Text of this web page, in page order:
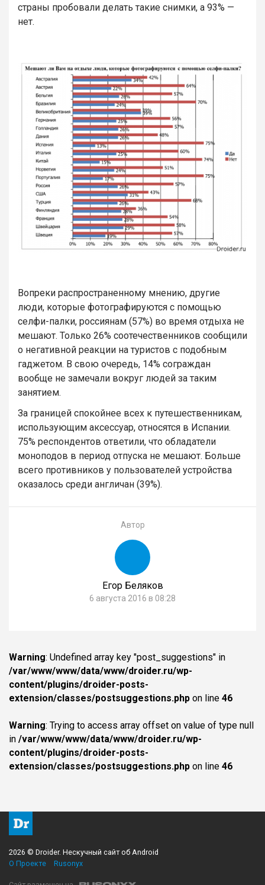
страны пробовали делать такие снимки, а 93% —
нет.
Вопреки распространенному мнению, другие
люди, которые фотографируются с помощью
селфи-палки, россиянам (57%) во время отдыха не
мешают. Только 26% соотечественников сообщили
о негативной реакции на туристов с подобным
гаджетом. В свою очередь, 14% сограждан
вообще не замечали вокруг людей за таким
занятием.
За границей спокойнее всех к путешественникам,
использующим аксессуар, относятся в Испании.
75% респондентов ответили, что обладатели
моноподов в период отпуска не мешают. Больше
всего противников у пользователей устройства
оказалось среди англичан (39%).
Автор
Егор Беляков
6 августа 2016 в 08:28
Warning: Undefined array key "post_suggestions" in
/var/www/www/data/www/droider.ru/wp-
content/plugins/droider-posts-
extension/classes/postsuggestions.php on line 46
Warning: Trying to access array offset on value of type null
in /var/www/www/data/www/droider.ru/wp-
content/plugins/droider-posts-
extension/classes/postsuggestions.php on line 46
2026 © Droider. Нескучный сайт об Android
О Проекте
Rusonyx